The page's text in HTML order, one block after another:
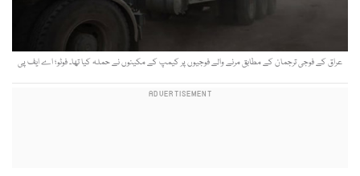
عراق کے فوجی ترجمان کے مطابق مرنے والے فوجیوں پر کیمپ کے مکینوں نے حملہ کیا تھا۔ فوٹو؛ اے ایف پی